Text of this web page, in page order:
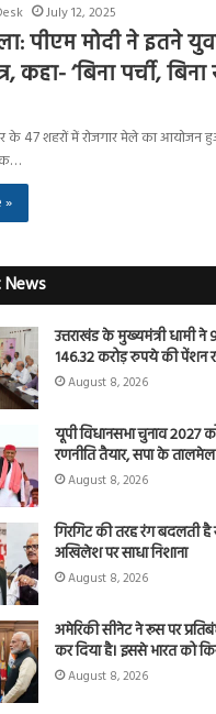
July 12, 2025
पीएम मोदी ने इतने
कहा- ‘बिना पर्ची,
के 47 शहरों में रोजगार मेले का आयोजन हुआ,
»
उत्तराखंड के मुख्यमंत्री धामी ने
146.32 करोड़ रुपये की पेंशन
August 8, 2026
यूपी विधानसभा चुनाव 2027
रणनीति तैयार, सपा के
August 8, 2026
गिरगिट की तरह रंग बदलती
अखिलेश पर साधा निशाना
August 8, 2026
अमेरिकी सीनेट ने रूस पर
कर दिया है। इससे भारत को
August 8, 2026